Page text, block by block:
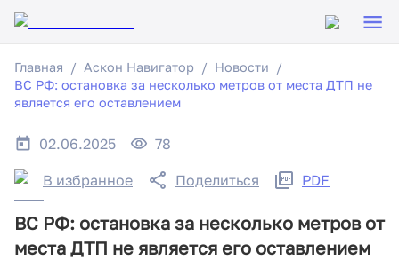
Главная Аскон Навигатор
Новости
ВС РФ: остановка за несколько метров от места ДТП не
является его оставлением
02.06.2025 78
В избранное Поделиться PDF
ВС РФ: остановка за несколько метров от
места ДТП не является его оставлением